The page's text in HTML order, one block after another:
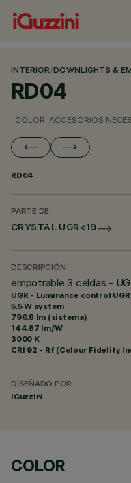
INTERIOR/DOWNLIGHTS &
RD04
COLOR ACCESORIOS
RD04
PARTE DE
CRYSTAL UGR<19
DESCRIPCIÓN
empotrable 3 celdas -
UGR - Luminance control
5.5 W system
796.8 lm (sistema)
144.87 lm/W
3000 K
CRI 92 - Rf (Colour Fidelity
DISEÑADO POR
iGuzzini
COLOR